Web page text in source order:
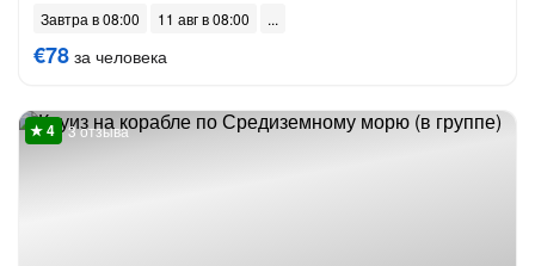
Завтра в 08:00 11 авг в 08:00
€78 за человека
3 отзыва